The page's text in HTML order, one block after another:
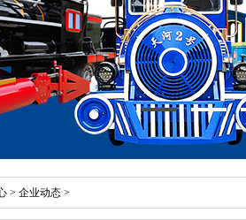
> 企业动态 >